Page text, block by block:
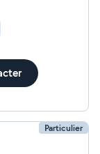
vos
par les
atouts :
charges
Particulier